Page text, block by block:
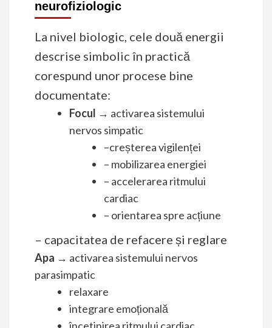
neurofiziologic
La nivel biologic, cele două energii
descrise simbolic în practică
corespund unor procese bine
documentate:
Focul → activarea sistemului
nervos simpatic
–creșterea vigilenței
– mobilizarea energiei
– accelerarea ritmului
cardiac
– orientarea spre acțiune
– capacitatea de refacere și reglare
Apa → activarea sistemului nervos
parasimpatic
relaxare
integrare emoțională
încetinirea ritmului cardiac